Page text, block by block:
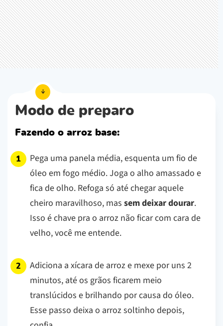
Modo de preparo
Fazendo o arroz base:
Pega uma panela média, esquenta um fio de
óleo em fogo médio. Joga o alho amassado e
fica de olho. Refoga só até chegar aquele
cheiro maravilhoso, mas sem deixar dourar.
Isso é chave pra o arroz não ficar com cara de
velho, você me entende.
Adiciona a xícara de arroz e mexe por uns 2
minutos, até os grãos ficarem meio
translúcidos e brilhando por causa do óleo.
Esse passo deixa o arroz soltinho depois,